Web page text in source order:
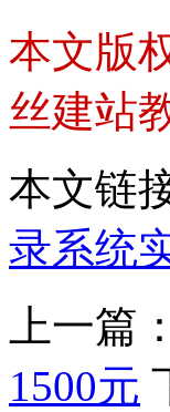
本文版
丝建站
本文链
录系统
上一篇：
1500元